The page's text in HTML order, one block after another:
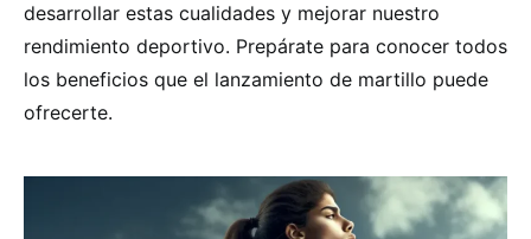
desarrollar estas cualidades y mejorar nuestro
rendimiento deportivo. Prepárate para conocer todos
los beneficios que el lanzamiento de martillo puede
ofrecerte.